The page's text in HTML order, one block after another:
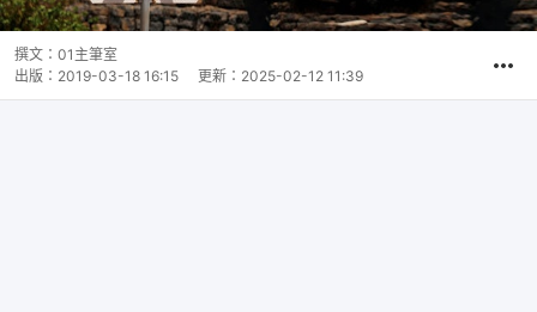
撰文： 01主筆室
出版： 2019-03-18 16:15 更新： 2025-02-12 11:39